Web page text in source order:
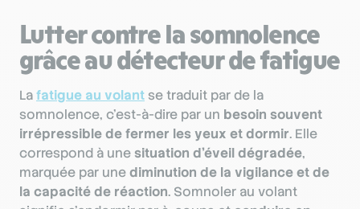
Lutter contre la somnolence
grâce au détecteur de fatigue
Lafatigue au volant se traduit par de la
somnolence, c’est-à-dire par un besoin souvent
irrépressible de fermer les yeux et dormir. Elle
correspond à unesituation d’éveil dégradée,
marquée par unediminution de la vigilance et de
la capacité de réaction. Somnoler au volant